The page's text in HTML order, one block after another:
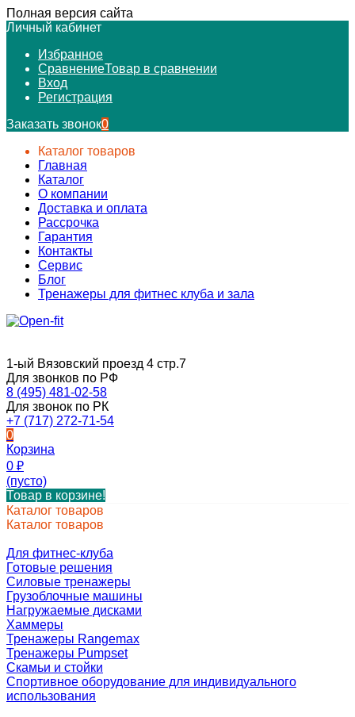
Полная версия сайта
Личный кабинет
Избранное
СравнениеТовар в сравнении
Вход
Регистрация
Заказать звонок0
Каталог товаров
Главная
Каталог
О компании
Доставка и оплата
Рассрочка
Гарантия
Контакты
Сервис
Блог
Тренажеры для фитнес клуба и зала
1-ый Вязовский проезд 4 стр.7
Для звонков по РФ
8 (495) 481-02-58
Для звонок по РК
+7 (717) 272-71-54
0
Корзина
0 ₽
(пусто)
Товар в корзине!
Каталог товаров
Каталог товаров
Для фитнес-клуба
Готовые решения
Силовые тренажеры
Грузоблочные машины
Нагружаемые дисками
Хаммеры
Тренажеры Rangemax
Тренажеры Pumpset
Скамьи и стойки
Спортивное оборудование для индивидуального
использования